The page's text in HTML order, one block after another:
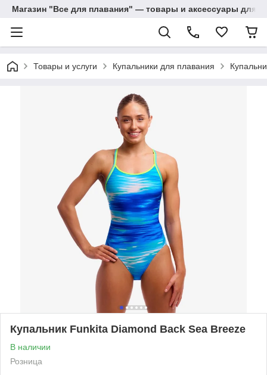
Магазин "Все для плавания" — товары и аксессуары для
Товары и услуги Купальники для плавания
Купальник Funkitа Diamond Back Sea Breeze
В наличии
Розница